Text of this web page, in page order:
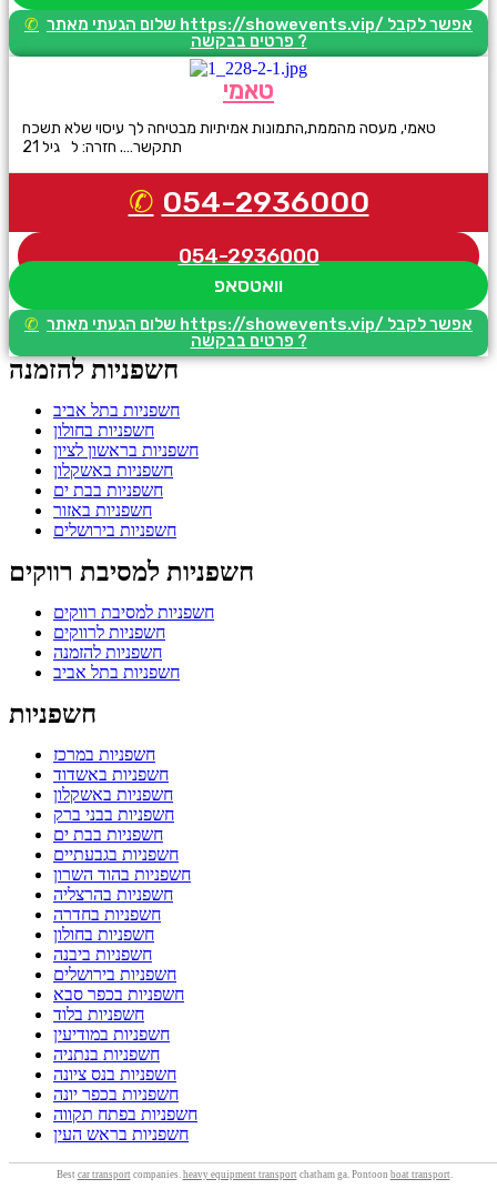
שלום הגעתי מאתר https://showevents.vip/ אפשר לקבל
פרטים בבקשה ?
טאמי
טאמי, מעסה מהממת,התמונות אמיתיות מבטיחה לך עיסוי שלא תשכח
054-2936000
054-2936000
וואטסאפ
שלום הגעתי מאתר https://showevents.vip/ אפשר לקבל
פרטים בבקשה ?
חשפניות להזמנה
חשפניות בתל אביב
חשפניות בחולון
חשפניות בראשון לציון
חשפניות באשקלון
חשפניות בבת ים
חשפניות באזור
חשפניות בירושלים
חשפניות למסיבת רווקים
חשפניות למסיבת רווקים
חשפניות לרווקים
חשפניות להזמנה
חשפניות בתל אביב
חשפניות
חשפניות במרכז
חשפניות באשדוד
חשפניות באשקלון
חשפניות בבני ברק
חשפניות בבת ים
חשפניות בגבעתיים
חשפניות בהוד השרון
חשפניות בהרצליה
חשפניות בחדרה
חשפניות בחולון
חשפניות ביבנה
חשפניות בירושלים
חשפניות בכפר סבא
חשפניות בלוד
חשפניות במודיעין
חשפניות בנתניה
חשפניות בנס ציונה
חשפניות בכפר יונה
חשפניות בפתח תקווה
חשפניות בראש העין
Best car transport companies. heavy equipment transport chatham ga. Pontoon boat transport